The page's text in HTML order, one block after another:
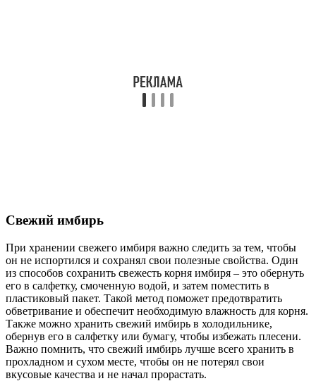
Свежий имбирь
При хранении свежего имбиря важно следить за тем, чтобы
он не испортился и сохранял свои полезные свойства. Один
из способов сохранить свежесть корня имбиря – это обернуть
его в салфетку, смоченную водой, и затем поместить в
пластиковый пакет. Такой метод поможет предотвратить
обветривание и обеспечит необходимую влажность для корня.
Также можно хранить свежий имбирь в холодильнике,
обернув его в салфетку или бумагу, чтобы избежать плесени.
Важно помнить, что свежий имбирь лучше всего хранить в
прохладном и сухом месте, чтобы он не потерял свои
вкусовые качества и не начал прорастать.